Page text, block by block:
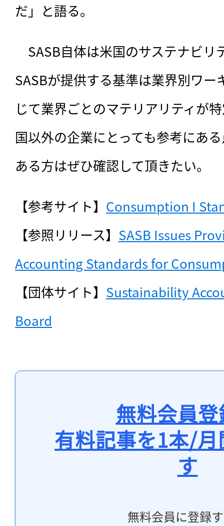
だ」と語る。
SASB自体は米国のサステナビリ
SASBが提供する基準は業界別ワー
じて業界ごとのマテリアリティが
国以外の企業にとっても参考にあ
ある方はぜひ確認して頂きたい。
【参考サイト】 Consumption I
【参照リリース】 SASB Issues
Accounting Standards for
【団体サイト】 Sustainability
Board
無料会員
有料記事を1本/
す
無料会員に登録